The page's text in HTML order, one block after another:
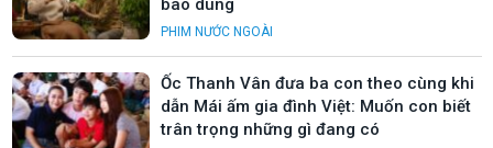
bao dung
PHIM NƯỚC NGOÀI
Ốc Thanh Vân đưa ba con theo cùng khi
dẫn Mái ấm gia đình Việt: Muốn con biết
trân trọng những gì đang có